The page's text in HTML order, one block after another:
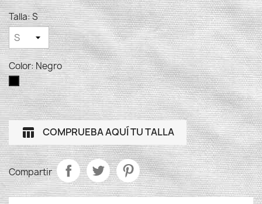
Talla: S
Color: Negro
Negro
table_chart COMPRUEBA AQUÍ TU TALLA
Compartir